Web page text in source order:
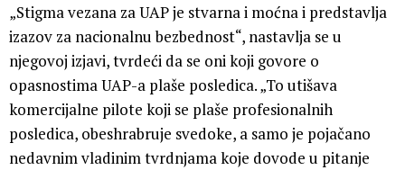
„Stigma vezana za UAP je stvarna i moćna i predstavlja
izazov za nacionalnu bezbednost“, nastavlja se u
njegovoj izjavi, tvrdeći da se oni koji govore o
opasnostima UAP-a plaše posledica. „To utišava
komercijalne pilote koji se plaše profesionalnih
posledica, obeshrabruje svedoke, a samo je pojačano
nedavnim vladinim tvrdnjama koje dovode u pitanje